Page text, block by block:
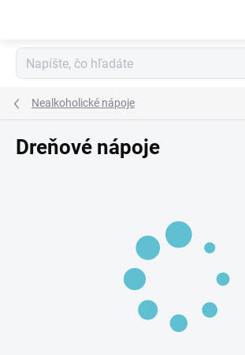
Nealkoholické nápoje
Dreňové nápoje